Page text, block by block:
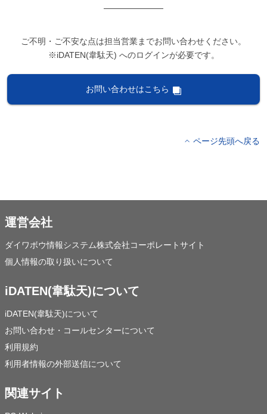
ご不明・ご不安な点は担当営業までお問い合わせください。
※iDATEN(韋駄天) へのログインが必要です。
お問い合わせはこちら
ページ先頭へ戻る
運営会社
ダイワボウ情報システム株式会社コーポレートサイト
個人情報の取り扱いについて
iDATEN(韋駄天)について
iDATEN(韋駄天)について
お問い合わせ・コールセンターについて
利用規約
利用者情報の外部送信について
関連サイト